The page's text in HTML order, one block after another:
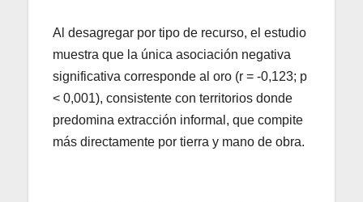
Al desagregar por tipo de recurso, el estudio
muestra que la única asociación negativa
significativa corresponde al oro (r = -0,123; p
< 0,001), consistente con territorios donde
predomina extracción informal, que compite
más directamente por tierra y mano de obra.